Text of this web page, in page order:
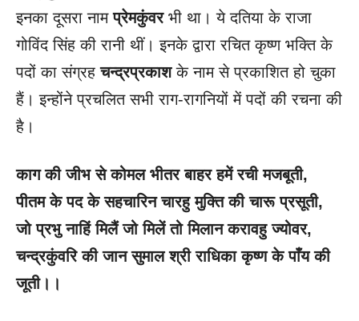
इनका दूसरा नामप्रेमकुंवरभी था। ये दतिया के राजा
गोविंद सिंह की रानी थीं। इनके द्वारा रचित कृष्ण भक्ति के
पदों का संग्रहचन्द्रप्रकाशके नाम से प्रकाशित हो चुका
हैं। इन्होंने प्रचलित सभी राग-रागनियों में पदों की रचना की
है।
काग की जीभ से कोमल भीतर बाहर हमें रची मजबूती,
पीतम के पद के सहचारिन चारहु मुक्ति की चारू प्रसूती,
जो प्रभु नाहिं मिलैं जो मिलें तो मिलान करावहु ज्योवर,
चन्द्रकुंवरि की जान सुमाल श्री राधिका कृष्ण के पाँय की
जूती।।